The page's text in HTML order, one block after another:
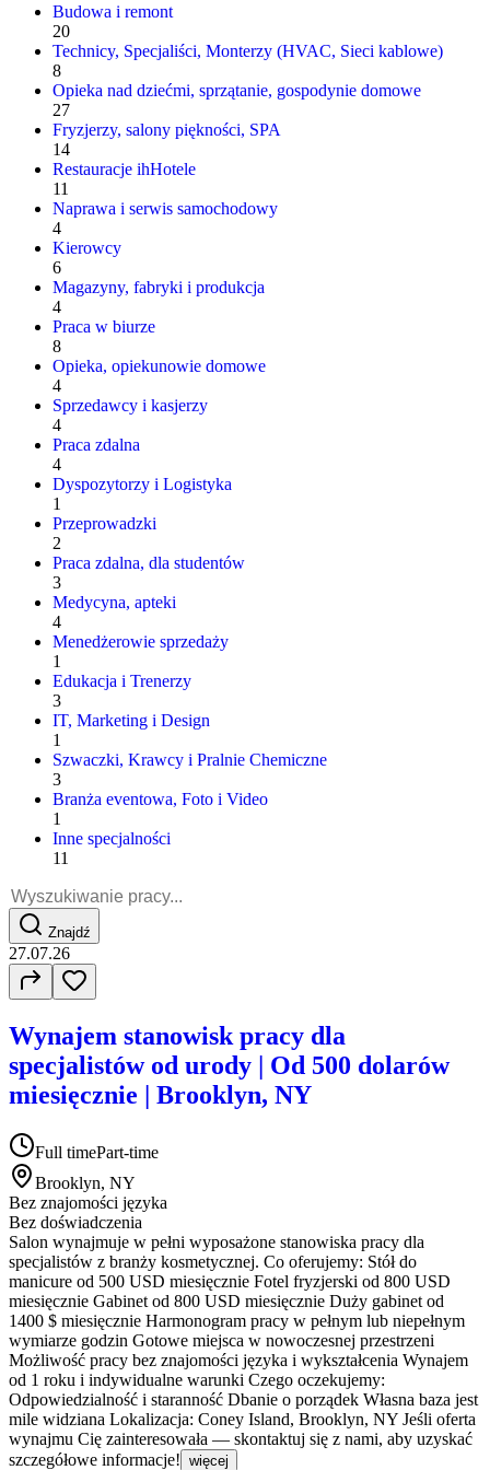
Budowa i remont
20
Technicy, Specjaliści, Monterzy (HVAC, Sieci kablowe)
8
Opieka nad dziećmi, sprzątanie, gospodynie domowe
27
Fryzjerzy, salony piękności, SPA
14
Restauracje ihHotele
11
Naprawa i serwis samochodowy
4
Kierowcy
6
Magazyny, fabryki i produkcja
4
Praca w biurze
8
Opieka, opiekunowie domowe
4
Sprzedawcy i kasjerzy
4
Praca zdalna
4
Dyspozytorzy i Logistyka
1
Przeprowadzki
2
Praca zdalna, dla studentów
3
Medycyna, apteki
4
Menedżerowie sprzedaży
1
Edukacja i Trenerzy
3
IT, Marketing i Design
1
Szwaczki, Krawcy i Pralnie Chemiczne
3
Branża eventowa, Foto i Video
1
Inne specjalności
11
Znajdź
27.07.26
Wynajem stanowisk pracy dla
specjalistów od urody | Od 500 dolarów
miesięcznie | Brooklyn, NY
Full timePart-time
Brooklyn, NY
Bez znajomości języka
Bez doświadczenia
Salon wynajmuje w pełni wyposażone stanowiska pracy dla
specjalistów z branży kosmetycznej. Co oferujemy: Stół do
manicure od 500 USD miesięcznie Fotel fryzjerski od 800 USD
miesięcznie Gabinet od 800 USD miesięcznie Duży gabinet od
1400 $ miesięcznie Harmonogram pracy w pełnym lub niepełnym
wymiarze godzin Gotowe miejsca w nowoczesnej przestrzeni
Możliwość pracy bez znajomości języka i wykształcenia Wynajem
od 1 roku i indywidualne warunki Czego oczekujemy:
Odpowiedzialność i staranność Dbanie o porządek Własna baza jest
mile widziana Lokalizacja: Coney Island, Brooklyn, NY Jeśli oferta
wynajmu Cię zainteresowała — skontaktuj się z nami, aby uzyskać
szczegółowe informacje! więcej